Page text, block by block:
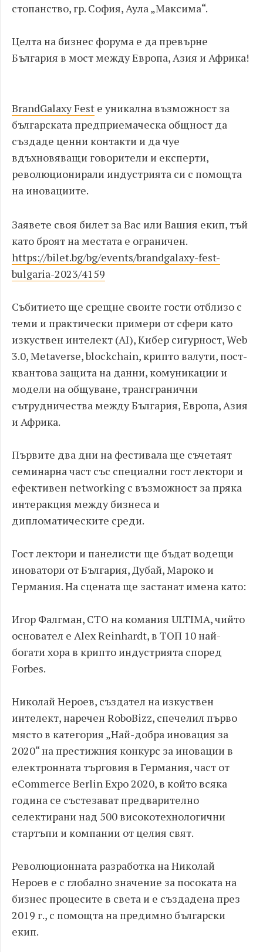
стопанство, гр. София, Аула „Максима“.
Целта на бизнес форума е да превърне
България в мост между Европа, Азия и Африка!
BrandGalaxy Fest е уникална възможност за
българската предприемаческа общност да
създаде ценни контакти и да чуе
вдъхновяващи говорители и експерти,
революционирали индустрията си с помощта
на иновациите.
Заявете своя билет за Вас или Вашия екип, тъй
като броят на местата е ограничен.
https://bilet.bg/bg/events/brandgalaxy-fest-
bulgaria-2023/4159
Събитието ще срещне своите гости отблизо с
теми и практически примери от сфери като
изкуствен интелект (AI), Кибер сигурност, Web
3.0, Metaverse, blockchain, крипто валути, пост-
квантова защита на данни, комуникации и
модели на общуване, трансгранични
сътрудничества между България, Европа, Азия
и Африка.
Първите два дни на фестивала ще съчетаят
семинарна част със специални гост лектори и
ефективен networking с възможност за пряка
интеракция между бизнеса и
дипломатическите среди.
Гост лектори и панелисти ще бъдат водещи
иноватори от България, Дубай, Мароко и
Германия. На сцената ще застанат имена като:
Игор Фалгман, CTO на комания ULTIMA, чийто
основател е Alex Reinhardt, в ТОП 10 най-
богати хора в крипто индустрията според
Forbes.
Николай Нероев, създател на изкуствен
интелект, наречен RoboBizz, спечелил първо
място в категория „Най-добра иновация за
2020“ на престижния конкурс за иновации в
електронната търговия в Германия, част от
eCommerce Berlin Expo 2020, в който всяка
година се състезават предварително
селектирани над 500 високотехнологични
стартъпи и компании от целия свят.
Революционната разработка на Николай
Нероев е с глобално значение за посоката на
бизнес процесите в света и е създадена през
2019 г., с помощта на предимно български
екип.